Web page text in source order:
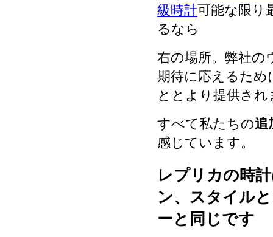
級時計可能な限り
るなら
右の場所。弊社
期待に応えるため
ととより提供され
すべて私たちの追
感じています。
レプリカの時
ン、スタイル
ーと同じです